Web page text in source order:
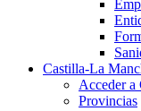
Castilla-La
Acceder a
Provincias